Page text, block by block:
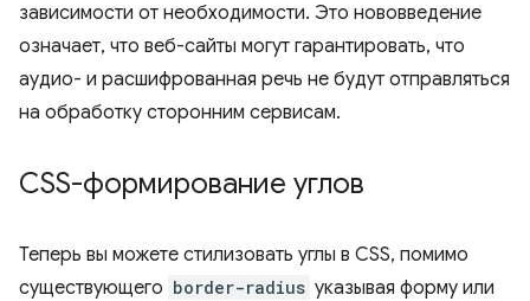
зависимости от необходимости. Это нововведение
означает, что веб-сайты могут гарантировать, что
аудио- и расшифрованная речь не будут отправляться
на обработку сторонним сервисам.
CSS-формирование углов
Теперь вы можете стилизовать углы в CSS, помимо
существующего border-radius указывая форму или